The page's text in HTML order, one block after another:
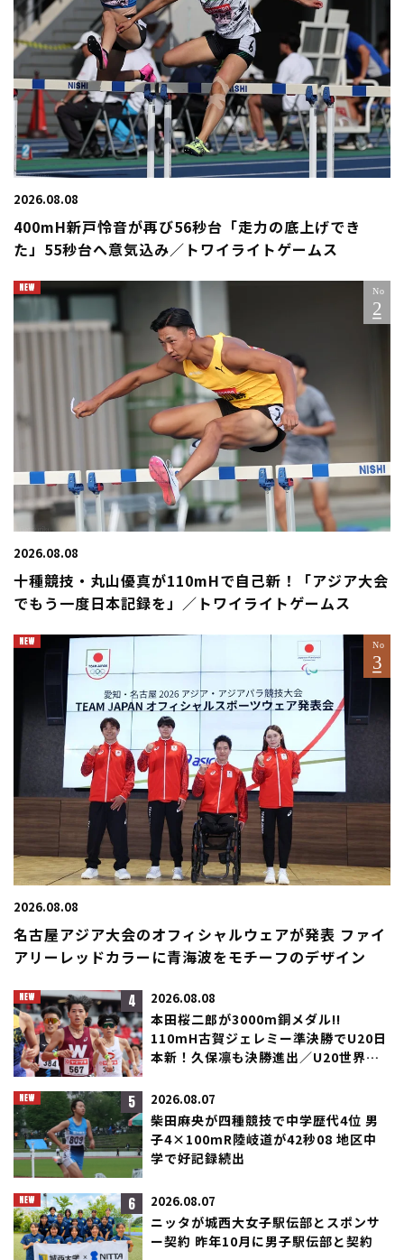
2026.08.08
400mH新戸怜音が再び56秒台「走力の底上げでき
た」55秒台へ意気込み／トワイライトゲームス
2026.08.08
十種競技・丸山優真が110mHで自己新！「アジア大会
でもう一度日本記録を」／トワイライトゲームス
2026.08.08
名古屋アジア大会のオフィシャルウェアが発表 ファイ
アリーレッドカラーに青海波をモチーフのデザイン
4 2026.08.08
本田桜二郎が3000m銅メダル!!
110mH古賀ジェレミー準決勝でU20日
本新！久保凛も決勝進出／U20世界選
5 2026.08.07
柴田麻央が四種競技で中学歴代4位 男
子4×100mR陸岐道が42秒08 地区中
学で好記録続出
6 2026.08.07
ニッタが城西大女子駅伝部とスポンサ
ー契約 昨年10月に男子駅伝部と契約